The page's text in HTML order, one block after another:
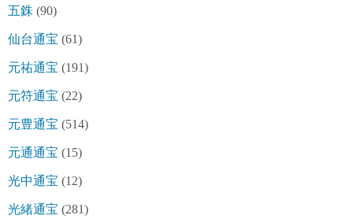
五銖 (90)
仙台通宝 (61)
元祐通宝 (191)
元符通宝 (22)
元豊通宝 (514)
元通通宝 (15)
光中通宝 (12)
光緒通宝 (281)